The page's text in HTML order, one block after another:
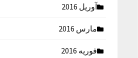
آوریل 2016
مارس 2016
فوریه 2016